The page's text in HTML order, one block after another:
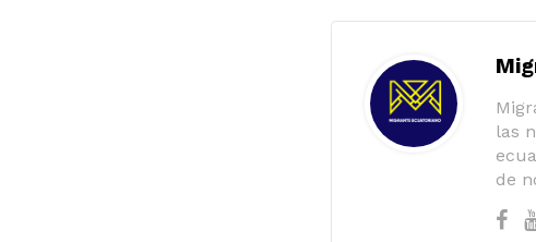
las
de